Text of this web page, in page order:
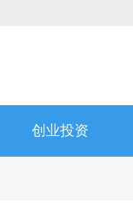
创业投资